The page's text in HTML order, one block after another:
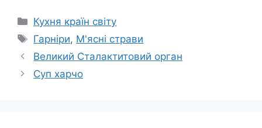
Категорії
Кухня країн світу
Позначки
Гарніри, М'ясні страви
Великий Сталактитовий орган
Суп харчо